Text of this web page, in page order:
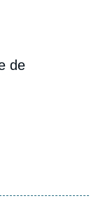
de